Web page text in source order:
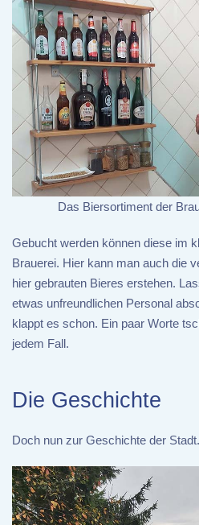
Das Biersortiment der
Gebucht werden können diese im
Brauerei. Hier kann man auch die
hier gebrauten Bieres erstehen.
etwas unfreundlichen Personal
klappt es schon. Ein paar Worte
jedem Fall.
Die Geschichte
Doch nun zur Geschichte der Stadt.